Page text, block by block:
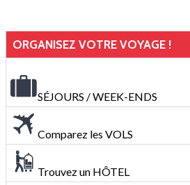
ORGANISEZ VOTRE VOYAGE !
SÉJOURS / WEEK-ENDS
Comparez les VOLS
Trouvez un HÔTEL